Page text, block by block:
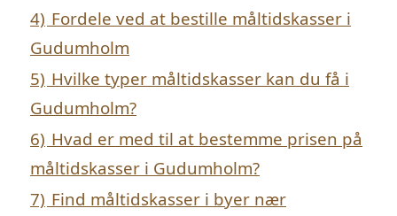
4) Fordele ved at bestille måltidskasser i
Gudumholm
5) Hvilke typer måltidskasser kan du få i
Gudumholm?
6) Hvad er med til at bestemme prisen på
måltidskasser i Gudumholm?
7) Find måltidskasser i byer nær